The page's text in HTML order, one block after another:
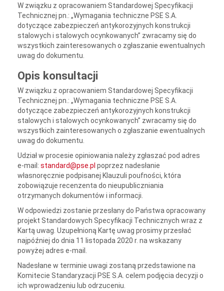
W związku z opracowaniem Standardowej Specyfikacji
Technicznej pn.: „Wymagania techniczne PSE S.A.
dotyczące zabezpieczeń antykorozyjnych konstrukcji
stalowych i stalowych ocynkowanych” zwracamy się do
wszystkich zainteresowanych o zgłaszanie ewentualnych
uwag do dokumentu.
Opis konsultacji
W związku z opracowaniem Standardowej Specyfikacji
Technicznej pn.: „Wymagania techniczne PSE S.A.
dotyczące zabezpieczeń antykorozyjnych konstrukcji
stalowych i stalowych ocynkowanych” zwracamy się do
wszystkich zainteresowanych o zgłaszanie ewentualnych
uwag do dokumentu.
Udział w procesie opiniowania należy zgłaszać pod adres
e-mail: standard@pse.pl poprzez nadesłanie
własnoręcznie podpisanej Klauzuli poufności, która
zobowiązuje recenzenta do nieupubliczniania
otrzymanych dokumentów i informacji.
W odpowiedzi zostanie przesłany do Państwa opracowany
projekt Standardowych Specyfikacji Technicznych wraz z
Kartą uwag. Uzupełnioną Kartę uwag prosimy przesłać
najpóźniej do dnia 11 listopada 2020 r. na wskazany
powyżej adres e-mail.
Nadesłane w terminie uwagi zostaną przedstawione na
Komitecie Standaryzacji PSE S.A. celem podjęcia decyzji o
ich wprowadzeniu lub odrzuceniu.